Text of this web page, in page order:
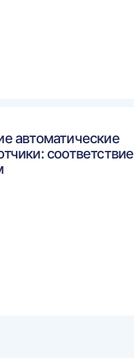
автоматические
соответствие